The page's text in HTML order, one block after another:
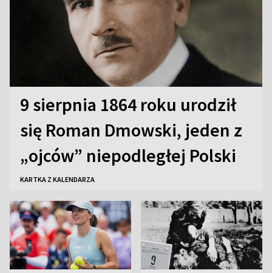
9 sierpnia 1864 roku urodził
się Roman Dmowski, jeden z
„ojców” niepodległej Polski
KARTKA Z KALENDARZA